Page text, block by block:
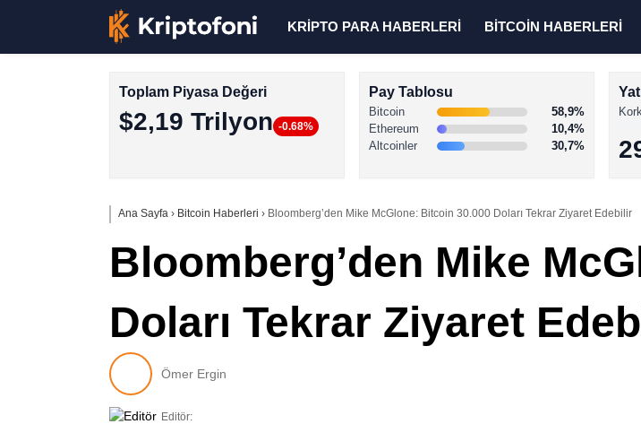
KRİPTO PARA HABERLERİ BİTCOİN HABERLERİ
Toplam Piyasa Değeri
$2,19 Trilyon -0.68%
Pay Tablosu
Bitcoin
58,9%
Ethereum
10,4%
Altcoinler
30,7%
Ana Sayfa › Bitcoin Haberleri › Bloomberg’den Mike McGlone: Bitcoin 30.000 Doları Tekrar Ziyaret Edebilir
Bloomberg’den Mike
Doları Tekrar Ziyaret
Ömer Ergin
Editör: